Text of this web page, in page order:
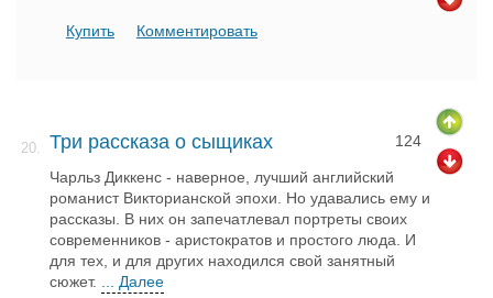
Купить Комментировать
20. Три рассказа о сыщиках 124
Чарльз Диккенс - наверное, лучший английский
романист Викторианской эпохи. Но удавались ему и
рассказы. В них он запечатлевал портреты своих
современников - аристократов и простого люда. И
для тех, и для других находился свой занятный
сюжет.
... Далее